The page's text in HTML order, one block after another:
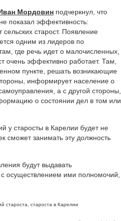
Мордовин подчеркнул, что
показал эффективность:
сельских старост. Появление
одним из лидеров по
где речь идет о малочисленных,
очень эффективно работает. Там,
пункте, решать возникающие
информирует население о
а с другой стороны,
о состоянии дел в том или
у старосты в Карелии будет не
сможет занимать эту должность
будут выдавать
осуществлением ими полномочий,
староста староста в Карелии